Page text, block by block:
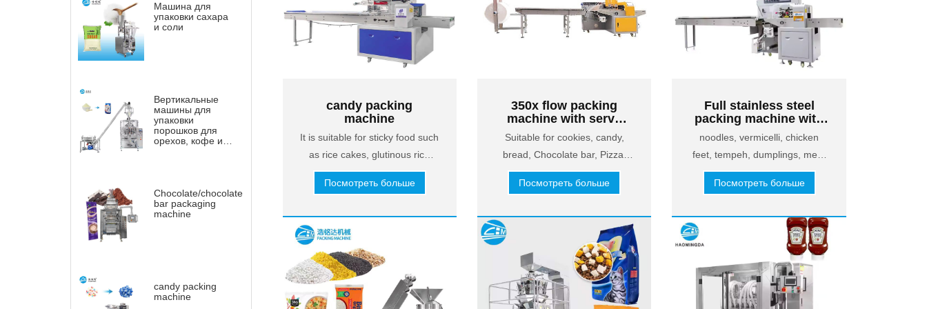
Машина для
упаковки сахара
и соли
Вертикальные
машины для
упаковки
порошков для
орехов, кофе и т.
Chocolate/chocolate
bar packaging
machine
candy packing
machine
candy packing
machine
It is suitable for sticky food such
as rice cakes, glutinous rice
balls, sticky beans, candies,
glutinous rice dumplings and
Посмотреть больше
350x flow packing
machine with servo
motors
Suitable for cookies, candy,
bread, Chocolate bar, Pizza,
Soap, vegetable, fruit, etc.
Посмотреть больше
Full stainless steel
packing machine with
chain bucket conveyor
noodles, vermicelli, chicken
feet, tempeh, dumplings, meat
balls, fruits and vegetables, etc.
Посмотреть больше